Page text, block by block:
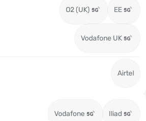
O2 (UK) EE
Vodafone UK
Airtel
Vodafone Iliad